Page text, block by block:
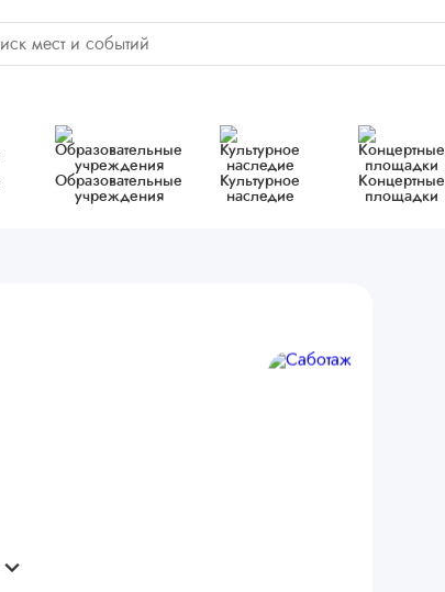
Образовательные
учреждения
Культурное
наследие
Концертные
площадки